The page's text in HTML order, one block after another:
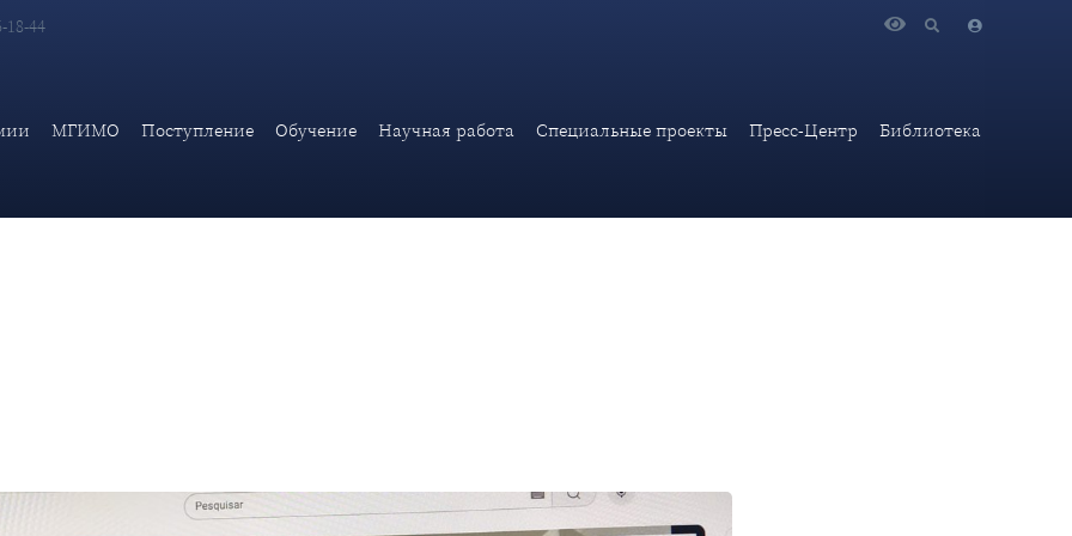
18-44
МГИМО Поступление Обучение Научная работа Специальные проекты Пресс-Центр Библиотека
DE LA SOSTENIBILIDAD Y DERECHOS FU